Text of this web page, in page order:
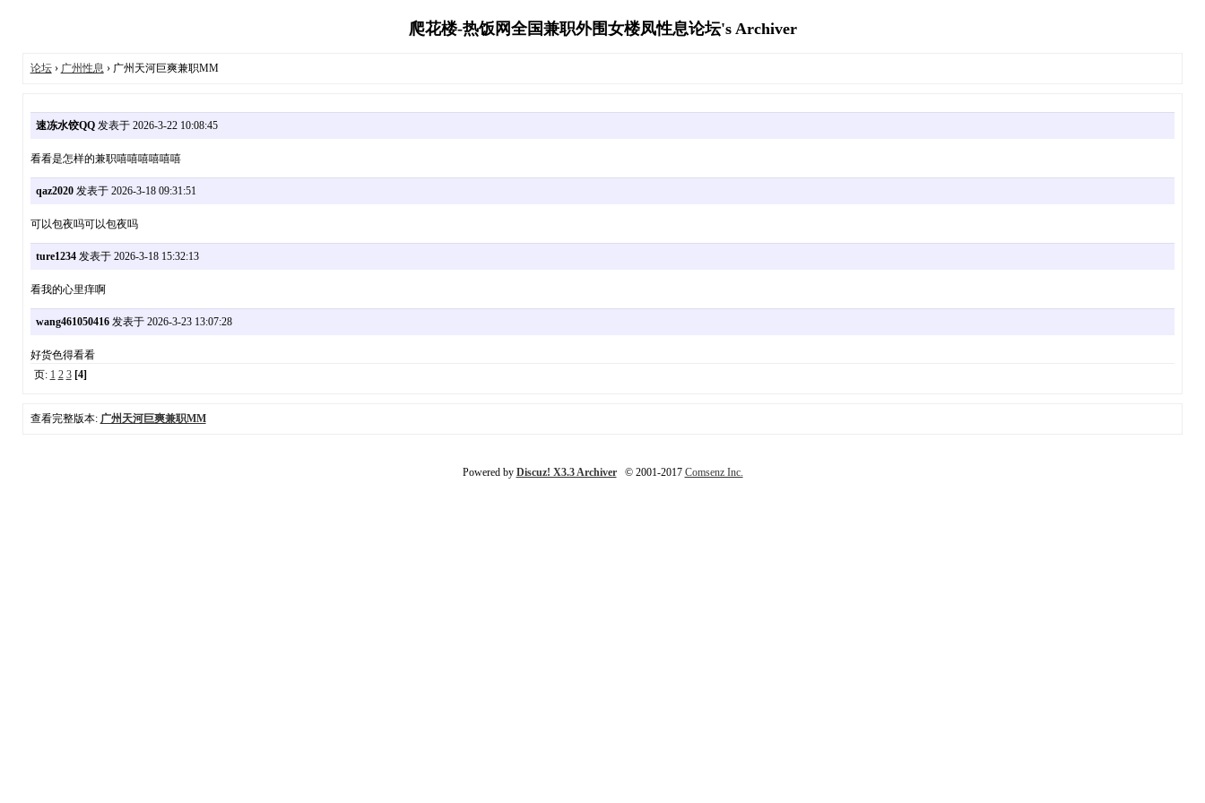
爬花楼-热饭网全国兼职外围女楼凤性息论坛's Archiver
论坛› 广州性息 › 广州天河巨爽兼职MM
速冻水饺QQ发表于 2026-3-22 10:08:45
看看是怎样的兼职嘻嘻嘻嘻嘻嘻
qaz2020发表于 2026-3-18 09:31:51
可以包夜吗可以包夜吗
ture1234发表于 2026-3-18 15:32:13
看我的心里痒啊
wang461050416发表于 2026-3-23 13:07:28
好货色得看看
页: 1 2 3 [4]
查看完整版本: 广州天河巨爽兼职MM
Powered by Discuz! X3.3 Archiver© 2001-2017 Comsenz Inc.